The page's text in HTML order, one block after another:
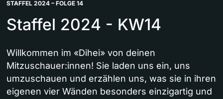
STAFFEL 2024 – FOLGE 14
Staffel 2024 - KW14
Willkommen im «Dihei» von deinen
Mitzuschauer:innen! Sie laden uns ein, uns
umzuschauen und erzählen uns, was sie in ihren
eigenen vier Wänden besonders einzigartig und